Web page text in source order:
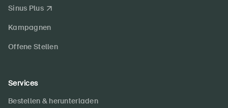
Sinus Plus
Kampagnen
Offene Stellen
Services
Bestellen & herunterladen